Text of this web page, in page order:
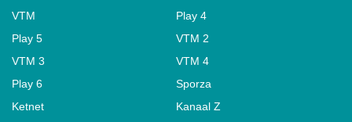
VTM
Play 4
Play 5
VTM 2
VTM 3
VTM 4
Play 6
Sporza
Ketnet
Kanaal Z